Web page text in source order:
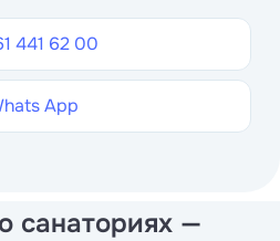
441 62 00
App
санаториях —